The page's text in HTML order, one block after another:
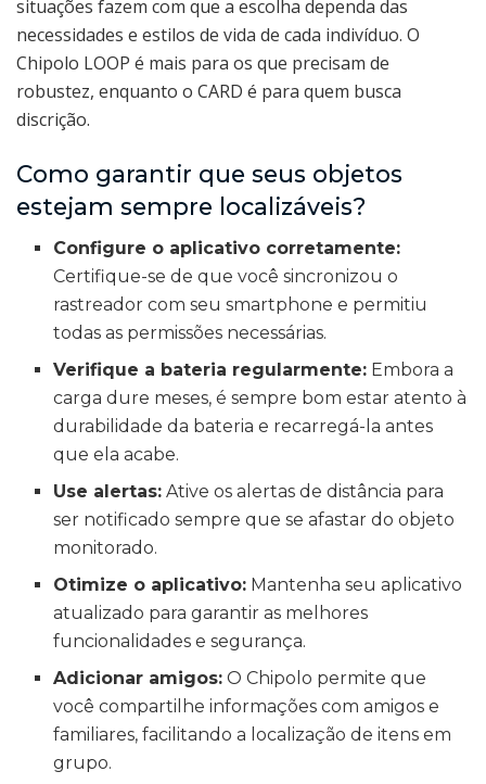
situações fazem com que a escolha dependa das
necessidades e estilos de vida de cada indivíduo. O
Chipolo LOOP é mais para os que precisam de
robustez, enquanto o CARD é para quem busca
discrição.
Como garantir que seus objetos
estejam sempre localizáveis?
Configure o aplicativo corretamente:
Certifique-se de que você sincronizou o
rastreador com seu smartphone e permitiu
todas as permissões necessárias.
Verifique a bateria regularmente: Embora a
carga dure meses, é sempre bom estar atento à
durabilidade da bateria e recarregá-la antes
que ela acabe.
Use alertas: Ative os alertas de distância para
ser notificado sempre que se afastar do objeto
monitorado.
Otimize o aplicativo: Mantenha seu aplicativo
atualizado para garantir as melhores
funcionalidades e segurança.
Adicionar amigos: O Chipolo permite que
você compartilhe informações com amigos e
familiares, facilitando a localização de itens em
grupo.